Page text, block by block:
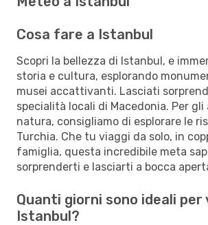
Cosa fare a Istanbul
Scopri la bellezza di Istanbul, e
storia e cultura, esplorando
musei accattivanti. Lasciati
specialità locali di Macedonia. Per
natura, consigliamo di esplorare le
Turchia. Che tu viaggi da solo, in
famiglia, questa incredibile meta
sorprenderti e lasciarti a bocca
Quanti giorni sono ideali
Istanbul?